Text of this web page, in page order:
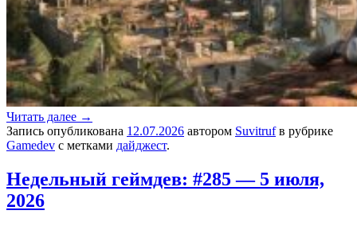
Читать далее →
Запись опубликована 12.07.2026 автором Suvitrufв рубрике
Gamedev с метками дайджест.
Недельный геймдев: #285 — 5 июля,
2026